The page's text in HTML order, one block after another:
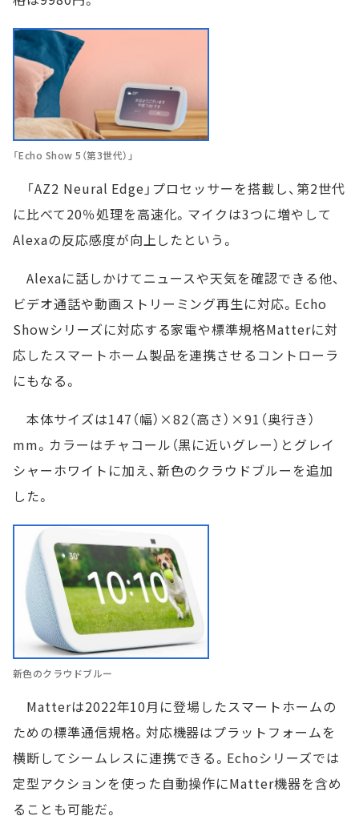
「Echo Show 5（第3世代）」
「AZ2 Neural Edge」プロセッサーを搭載し、第2世代
に比べて20％処理を高速化。マイクは3つに増やして
Alexaの反応感度が向上したという。
Alexaに話しかけてニュースや天気を確認できる他、
ビデオ通話や動画ストリーミング再生に対応。Echo
Showシリーズに対応する家電や標準規格Matterに対
応したスマートホーム製品を連携させるコントローラ
にもなる。
本体サイズは147（幅）×82（高さ）×91（奥行き）
mm。カラーはチャコール（黒に近いグレー）とグレイ
シャーホワイトに加え、新色のクラウドブルーを追加
した。
新色のクラウドブルー
Matterは2022年10月に登場したスマートホームの
ための標準通信規格。対応機器はプラットフォームを
横断してシームレスに連携できる。Echoシリーズでは
定型アクションを使った自動操作にMatter機器を含め
ることも可能だ。